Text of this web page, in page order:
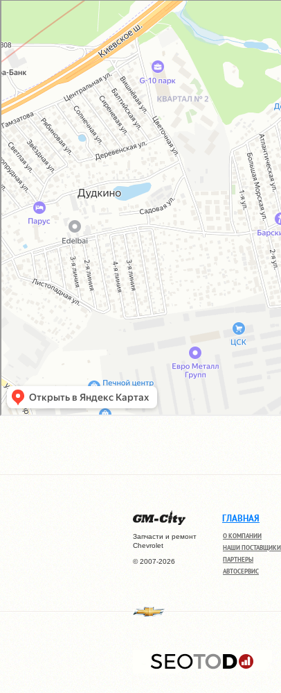
GM-City&VAG-Repair
Автосервис, автотехцентр в Москве
Магазин автозапчастей и автотоваров в Москве
Запчасти и ремонт
Chevrolet
© 2007-2026
ГЛАВНАЯ
О КОМПАНИИ
НАШИ ПОСТАВЩИКИ
ПАРТНЕРЫ
АВТОСЕРВИС